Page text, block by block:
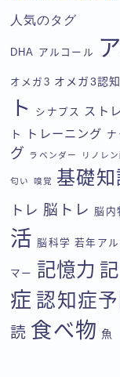
人気のタグ
DHA アルコール
オメガ3 オメガ3認
ト
シナプス スト
ト
トレーニング ナ
グ
ラベンダー リノレ
匂い 嗅覚 基礎知
トレ 脳トレ 脳内
活
脳科学 若年ア
マー 記憶力
症 認知症
読 食べ物 魚